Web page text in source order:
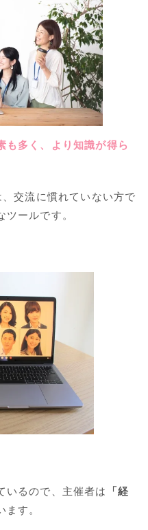
も多く、より知識が得ら
交流に慣れていない方で
ツールです。
いるので、主催者は
「経
ます。